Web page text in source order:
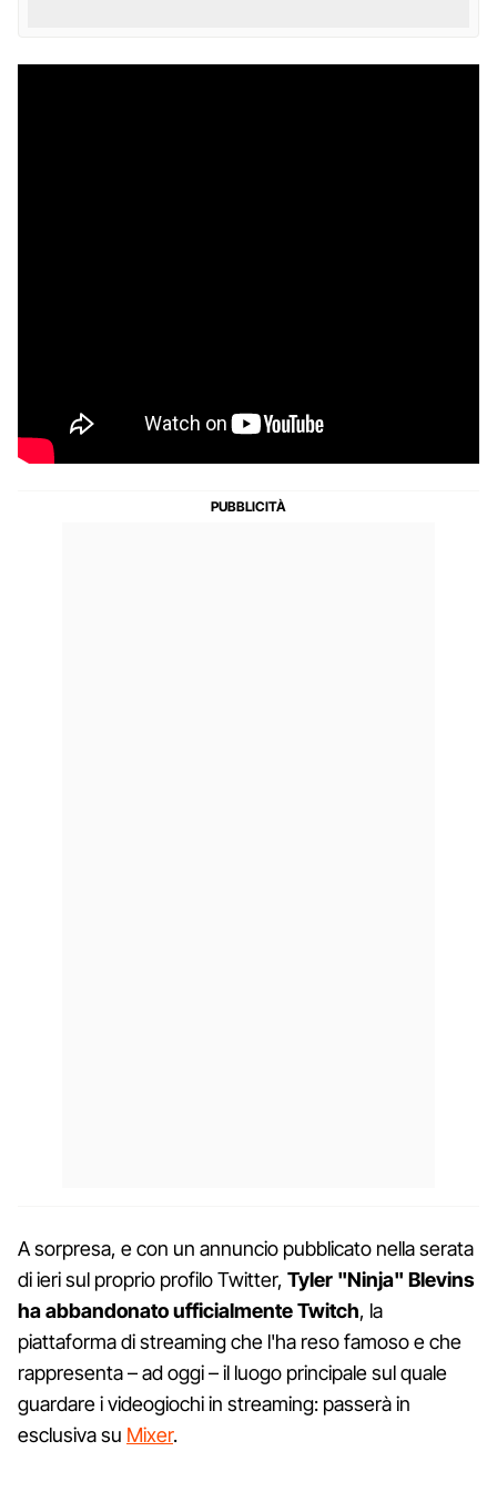
A sorpresa, e con un annuncio pubblicato nella serata
di ieri sul proprio profilo Twitter, Tyler "Ninja" Blevins
ha abbandonato ufficialmente Twitch, la
piattaforma di streaming che l'ha reso famoso e che
rappresenta – ad oggi – il luogo principale sul quale
guardare i videogiochi in streaming: passerà in
esclusiva su Mixer.